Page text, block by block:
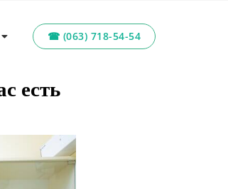
☎ (063) 718-54-54
есть